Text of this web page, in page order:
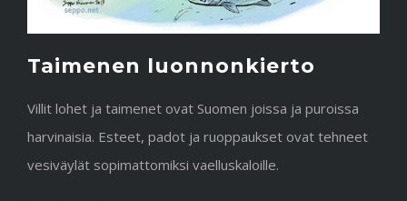
Taimenen luonnonkierto
Villit lohet ja taimenet ovat Suomen joissa ja puroissa
harvinaisia. Esteet, padot ja ruoppaukset ovat tehneet
vesiväylät sopimattomiksi vaelluskaloille.